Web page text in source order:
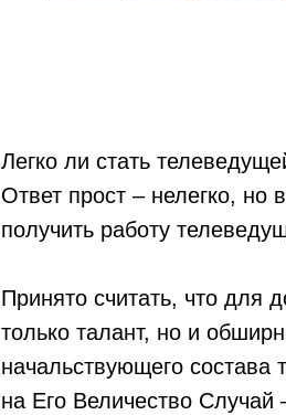
Легко ли стать
Ответ прост – нелегко, но
получить работу
Принято считать, что для
только талант, но и
начальствующего состава
на Его Величество